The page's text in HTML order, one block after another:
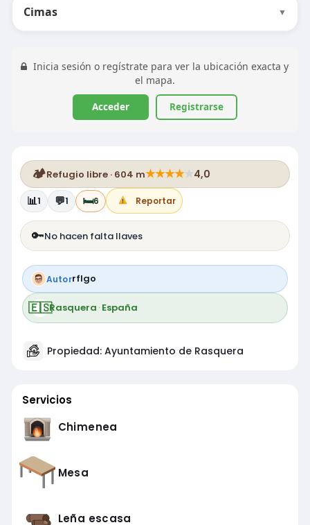
Cimas ▼
Inicia sesión o regístrate para ver la ubicación exacta y
el mapa.
Acceder Registrarse
🏕️Refugio libre · 604 m★★★★★4,0
📊1 💬1 🛏️6 Reportar
🔑No hacen falta llaves
Autorrflgo
🇪🇸Rasquera ·España
Propiedad: Ayuntamiento de Rasquera
Servicios
Chimenea
Mesa
Leña escasa